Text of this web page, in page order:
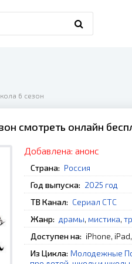
6 сезон
смотреть онлайн
Добавлена: анонс
Страна: Россия
Год выпуска: 2025 год
ТВ Канал: Сериал СТС
Жанр: драмы, мистика,
Доступен на: iPhone,
Из Цикла: Молодежные